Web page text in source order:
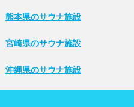
熊本県のサウナ施設
宮崎県のサウナ施設
沖縄県のサウナ施設